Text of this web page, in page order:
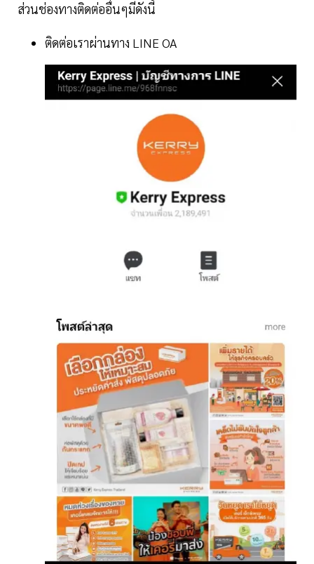
ส่วนช่องทางติดต่ออื่นๆมีดังนี้
ติดต่อเราผ่านทาง LINE OA